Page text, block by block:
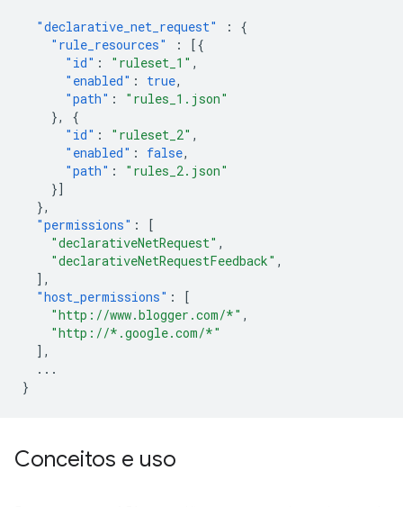
"declarative_net_request" :
{
"rule_resources"
:
[{
"id" : "ruleset_1" ,
"enabled" : true,
"path" :
"rules_1.json"
},
{
"id" : "ruleset_2" ,
"enabled" : false,
"path" :
"rules_2.json"
}]
},
"permissions" :
[
"declarativeNetRequest" ,
"declarativeNetRequestFeedback" ,
],
"host_permissions" :
[
"http://www.blogger.com/*" ,
"http://*.google.com/*"
],
...
}
Conceitos e uso